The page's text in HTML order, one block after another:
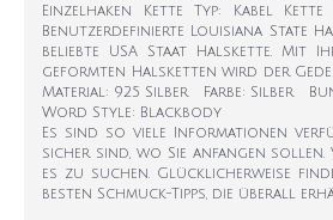
Einzelhaken Kette Typ: Kabel
Benutzerdefinierte Louisiana State
beliebte USA Staat Halskette. Mit
geformten Halsketten wird der
Material: 925 Silber Farbe: Silber
Word Style: Blackbody
Es sind so viele Informationen
sicher sind, wo Sie anfangen sollen.
es zu suchen. Glücklicherweise
besten Schmuck-Tipps, die überall